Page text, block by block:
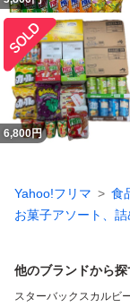
6,800円
Yahoo!フリマ 食
お菓子アソート、
他のブランドから探
スターバックスカルビ